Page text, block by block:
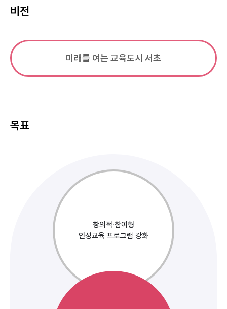
비전
미래를 여는 교육도시 서초
목표
창의적·참여형
인성교육 프로그램 강화